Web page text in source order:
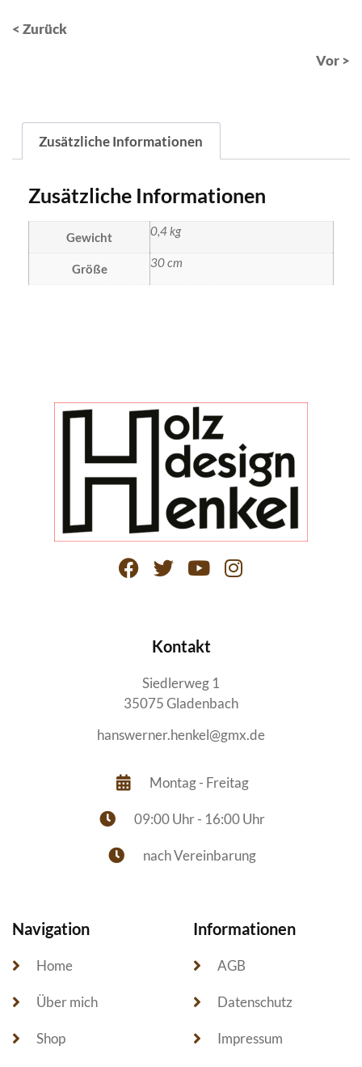
< Zurück
Vor >
Zusätzliche Informationen
Zusätzliche Informationen
Gewicht 0,4 kg
Größe 30 cm
Kontakt
Siedlerweg 1
35075 Gladenbach
hanswerner.henkel@gmx.de
Montag - Freitag
09:00 Uhr - 16:00 Uhr
nach Vereinbarung
Navigation
Home
Über mich
Shop
Informationen
AGB
Datenschutz
Impressum